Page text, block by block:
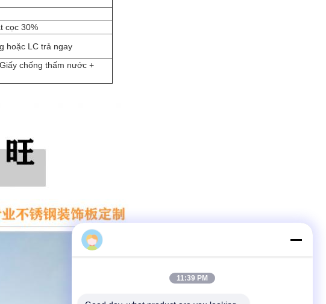
cọc 30%
hoặc LC trả ngay
chống thấm nước +
11:39 PM